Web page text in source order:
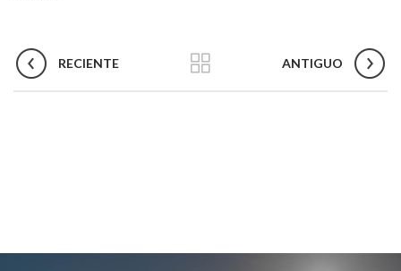
RECIENTE ANTIGUO